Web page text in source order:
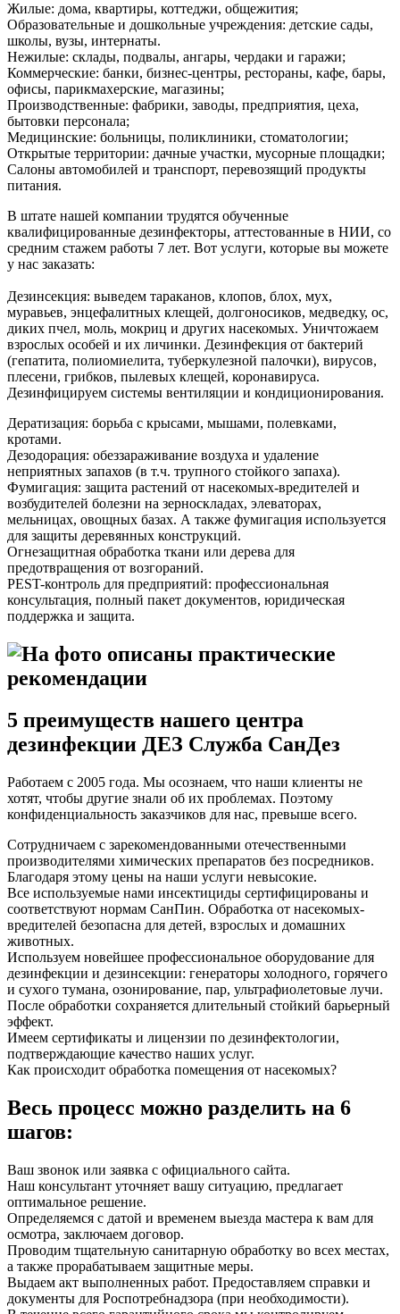
Жилые: дома, квартиры, коттеджи, общежития;
Образовательные и дошкольные учреждения: детские сады,
школы, вузы, интернаты.
Нежилые: склады, подвалы, ангары, чердаки и гаражи;
Коммерческие: банки, бизнес-центры, рестораны, кафе, бары,
офисы, парикмахерские, магазины;
Производственные: фабрики, заводы, предприятия, цеха,
бытовки персонала;
Медицинские: больницы, поликлиники, стоматологии;
Открытые территории: дачные участки, мусорные площадки;
Салоны автомобилей и транспорт, перевозящий продукты
питания.
В штате нашей компании трудятся обученные
квалифицированные дезинфекторы, аттестованные в НИИ, со
средним стажем работы 7 лет. Вот услуги, которые вы можете
у нас заказать:
Дезинсекция: выведем тараканов, клопов, блох, мух,
муравьев, энцефалитных клещей, долгоносиков, медведку, ос,
диких пчел, моль, мокриц и других насекомых. Уничтожаем
взрослых особей и их личинки. Дезинфекция от бактерий
(гепатита, полиомиелита, туберкулезной палочки), вирусов,
плесени, грибков, пылевых клещей, коронавируса.
Дезинфицируем системы вентиляции и кондиционирования.
Дератизация: борьба с крысами, мышами, полевками,
кротами.
Дезодорация: обеззараживание воздуха и удаление
неприятных запахов (в т.ч. трупного стойкого запаха).
Фумигация: защита растений от насекомых-вредителей и
возбудителей болезни на зерноскладах, элеваторах,
мельницах, овощных базах. А также фумигация используется
для защиты деревянных конструкций.
Огнезащитная обработка ткани или дерева для
предотвращения от возгораний.
PEST-контроль для предприятий: профессиональная
консультация, полный пакет документов, юридическая
поддержка и защита.
5 преимуществ нашего центра
дезинфекции ДЕЗ Служба СанДез
Работаем с 2005 года. Мы осознаем, что наши клиенты не
хотят, чтобы другие знали об их проблемах. Поэтому
конфиденциальность заказчиков для нас, превыше всего.
Сотрудничаем с зарекомендованными отечественными
производителями химических препаратов без посредников.
Благодаря этому цены на наши услуги невысокие.
Все используемые нами инсектициды сертифицированы и
соответствуют нормам СанПин. Обработка от насекомых-
вредителей безопасна для детей, взрослых и домашних
животных.
Используем новейшее профессиональное оборудование для
дезинфекции и дезинсекции: генераторы холодного, горячего
и сухого тумана, озонирование, пар, ультрафиолетовые лучи.
После обработки сохраняется длительный стойкий барьерный
эффект.
Имеем сертификаты и лицензии по дезинфектологии,
подтверждающие качество наших услуг.
Как происходит обработка помещения от насекомых?
Весь процесс можно разделить на 6
шагов:
Ваш звонок или заявка с официального сайта.
Наш консультант уточняет вашу ситуацию, предлагает
оптимальное решение.
Определяемся с датой и временем выезда мастера к вам для
осмотра, заключаем договор.
Проводим тщательную санитарную обработку во всех местах,
а также прорабатываем защитные меры.
Выдаем акт выполненных работ. Предоставляем справки и
документы для Роспотребнадзора (при необходимости).